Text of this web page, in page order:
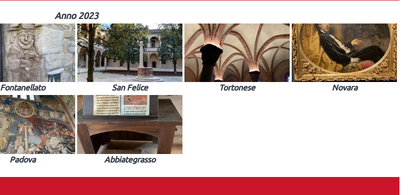
Anno 2023
Fontanellato San Felice Tortonese Novara
Padova Abbiategrasso